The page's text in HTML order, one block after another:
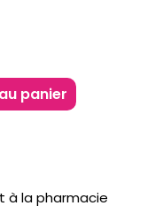
panier
à la pharmacie